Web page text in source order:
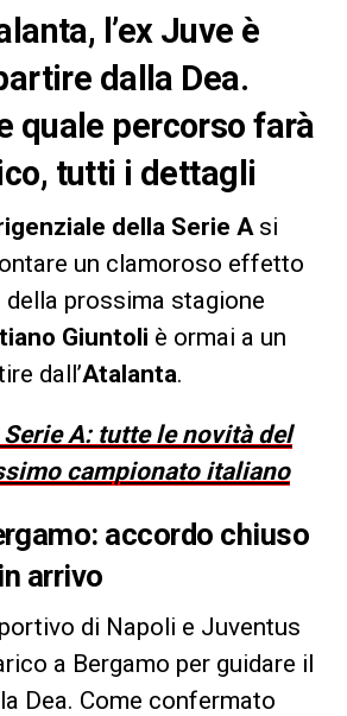
l’ex Juve è
dalla Dea.
quale percorso farà
tutti i dettagli
della Serie Asi
un clamoroso effetto
prossima stagione
Giuntoli è ormai a un
dall’Atalanta.
A: tutte le novità del
campionato italiano
accordo chiuso
arrivo
di Napoli e Juventus
a Bergamo per guidare il
Dea. Come confermato